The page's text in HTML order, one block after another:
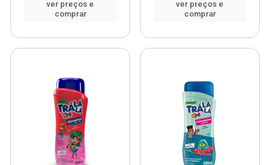
ver preços e
comprar
ver preços e
comprar